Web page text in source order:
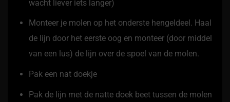
wacht liever iets langer)
Monteer je molen op het onderste hengeldeel. Haal
de lijn door het eerste oog en monteer (door middel
van een lus) de lijn over de spoel van de molen.
Pak een nat doekje
Pak de lijn met de natte doek beet tussen de molen